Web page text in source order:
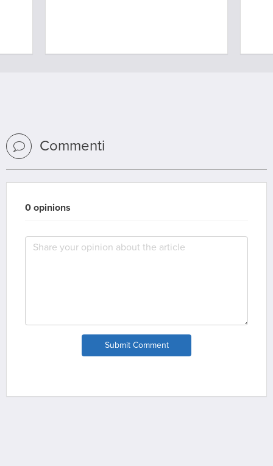
Commenti
0 opinions
Submit Comment